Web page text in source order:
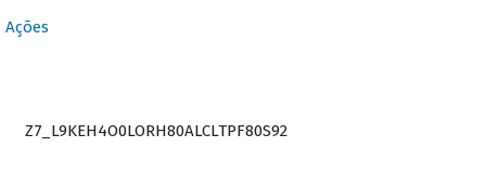
Ações
Z7_L9KEH4O0LORH80ALCLTPF80S92